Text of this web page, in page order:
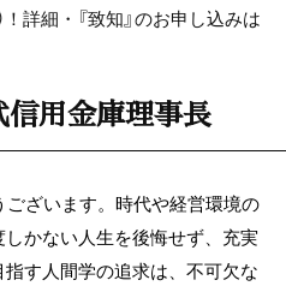
詳細・『致知』のお申し込みは
用金庫理事長
ございます。時代や経営環境の
かない人生を後悔せず、充実
す人間学の追求は、不可欠な